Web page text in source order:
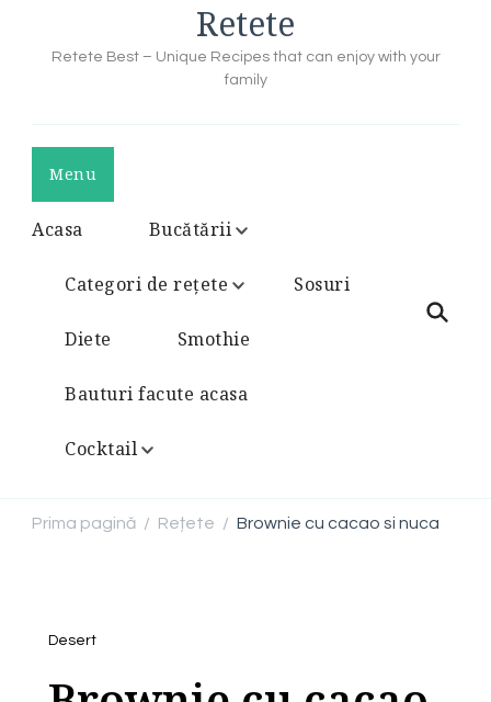
Retete
Retete Best – Unique Recipes that can enjoy with your
family
Menu
Acasa Bucătării
Categori de rețete Sosuri
Diete Smothie
Bauturi facute acasa
Cocktail
Prima pagină / Rețete / Brownie cu cacao si nuca
Desert